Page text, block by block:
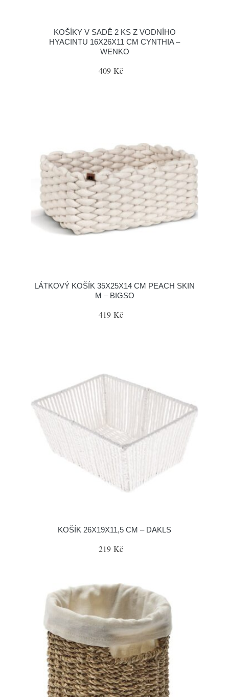
KOŠÍKY V SADĚ 2 KS Z VODNÍHO
HYACINTU 16X26X11 CM CYNTHIA –
WENKO
409 Kč
LÁTKOVÝ KOŠÍK 35X25X14 CM PEACH SKIN
M – BIGSO
419 Kč
KOŠÍK 26X19X11,5 CM – DAKLS
219 Kč